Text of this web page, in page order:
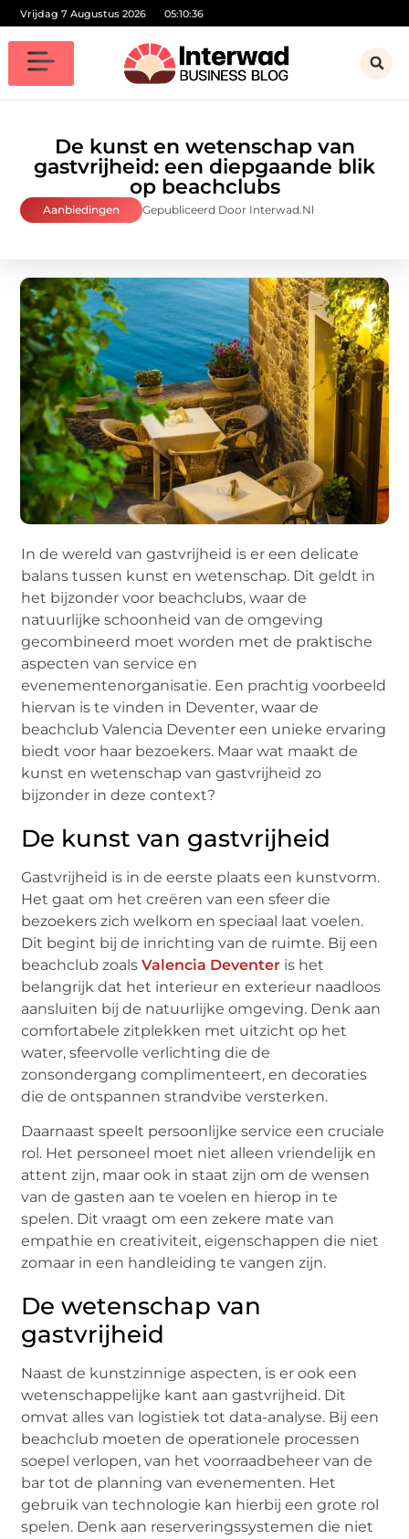
Vrijdag 7 Augustus 2026 05:10:37
De kunst en wetenschap van
gastvrijheid: een diepgaande blik
op beachclubs
Aanbiedingen Gepubliceerd Door Interwad.nl
In de wereld van gastvrijheid is er een delicate
balans tussen kunst en wetenschap. Dit geldt in
het bijzonder voor beachclubs, waar de
natuurlijke schoonheid van de omgeving
gecombineerd moet worden met de praktische
aspecten van service en
evenementenorganisatie. Een prachtig voorbeeld
hiervan is te vinden in Deventer, waar de
beachclub Valencia Deventer een unieke ervaring
biedt voor haar bezoekers. Maar wat maakt de
kunst en wetenschap van gastvrijheid zo
bijzonder in deze context?
De kunst van gastvrijheid
Gastvrijheid is in de eerste plaats een kunstvorm.
Het gaat om het creëren van een sfeer die
bezoekers zich welkom en speciaal laat voelen.
Dit begint bij de inrichting van de ruimte. Bij een
beachclub zoalsValencia Deventer is het
belangrijk dat het interieur en exterieur naadloos
aansluiten bij de natuurlijke omgeving. Denk aan
comfortabele zitplekken met uitzicht op het
water, sfeervolle verlichting die de
zonsondergang complimenteert, en decoraties
die de ontspannen strandvibe versterken.
Daarnaast speelt persoonlijke service een cruciale
rol. Het personeel moet niet alleen vriendelijk en
attent zijn, maar ook in staat zijn om de wensen
van de gasten aan te voelen en hierop in te
spelen. Dit vraagt om een zekere mate van
empathie en creativiteit, eigenschappen die niet
zomaar in een handleiding te vangen zijn.
De wetenschap van
gastvrijheid
Naast de kunstzinnige aspecten, is er ook een
wetenschappelijke kant aan gastvrijheid. Dit
omvat alles van logistiek tot data-analyse. Bij een
beachclub moeten de operationele processen
soepel verlopen, van het voorraadbeheer van de
bar tot de planning van evenementen. Het
gebruik van technologie kan hierbij een grote rol
spelen. Denk aan reserveringssystemen die niet